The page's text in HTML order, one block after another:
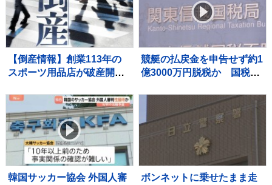
【倒産情報】創業113年の
スポーツ用品店が破産開始
超える売上高も…大手との
競争やコロナ禍の影響で赤
字に 福井市 【東京商工リサ
ーチ】
競艇の払戻金を申告せず約1
億3000万円脱税か 国税職
過去には納税者から約1億
5000万円受け取りも 詐欺な
どの疑いで刑事告発
韓国サッカー協会 外国人審
ボンネットに乗せたまま走